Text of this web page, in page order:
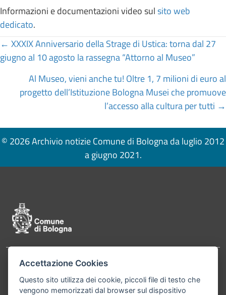
Informazioni e documentazioni video sulsito web
dedicato.
Posts
navigation
← XXXIX Anniversario della Strage di Ustica: torna dal 27
giugno al 10 agosto la rassegna “Attorno al Museo”
Al Museo, vieni anche tu! Oltre 1, 7 milioni di euro al
progetto dell’Istituzione Bologna Musei che promuove
l’accesso alla cultura per tutti →
© 2026 Archivio notizie Comune di Bologna da luglio 2012
a giugno 2021.
Contatti
Bologna P.Iva 01232710374 Cod. IBAN: IT 88 R
Accettazione Cookies
Questo sito utilizza dei cookie, piccoli file di testo che
vengono memorizzati dal browser sul dispositivo